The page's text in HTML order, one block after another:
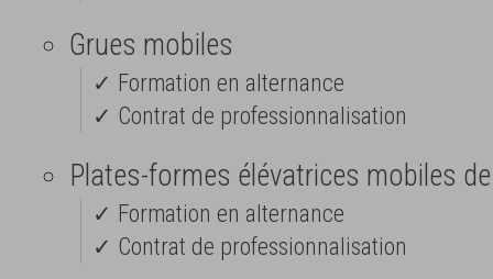
Grues mobiles
✓ Formation en alternance
✓ Contrat de professionnalisation
Plates-formes élévatrices mobiles
✓ Formation en alternance
✓ Contrat de professionnalisation